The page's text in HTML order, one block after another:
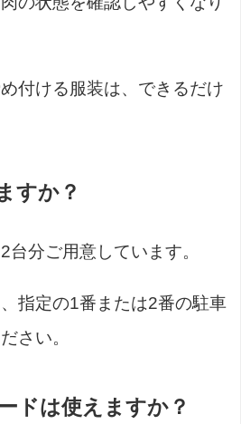
付ける服装は、できるだけ
すか？
台分ご用意しています。
指定の1番または2番の駐車
さい。
ドは使えますか？